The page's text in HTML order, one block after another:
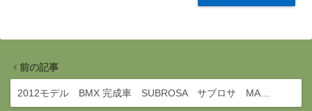
前の記事
2012モデル BMX 完成車 SUBROSA サブロサ MA…